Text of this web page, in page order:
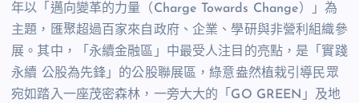
年以「邁向變革的力量（Charge Towards Change）」為
主題，匯聚超過百家來自政府、企業、學研與非營利組織參
展。其中，「永續金融區」中最受人注目的亮點，是「實踐
永續 公股為先鋒」的公股聯展區，綠意盎然植栽引導民眾
宛如踏入一座茂密森林，一旁大大的「 GO GREEN 」及地